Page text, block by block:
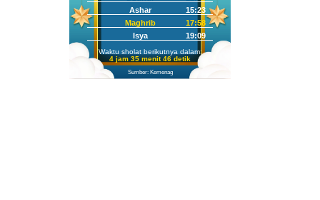
Ashar
15:23
Maghrib
17:58
Isya
19:09
Waktu sholat berikutnya dalam:
4 jam 35 menit 45 detik
Sumber: Kemenag